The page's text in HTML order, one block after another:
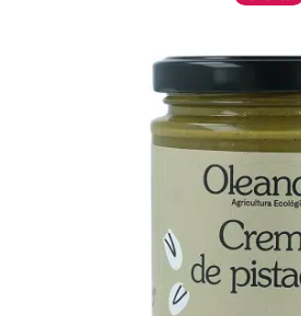
precio